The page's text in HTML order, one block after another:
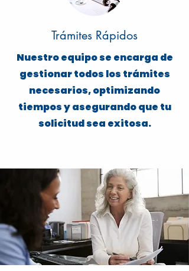
Trámites Rápidos
Nuestro equipo se encarga de
gestionar todos los trámites
necesarios, optimizando
tiempos y asegurando que tu
solicitud sea exitosa.